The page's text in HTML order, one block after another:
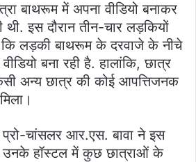
बाथरूम में अपना वीडियो बनाकर
इस दौरान तीन-चार लड़कियों
कि लड़की बाथरूम के दरवाजे के नीचे
बना रही है. हालांकि, छात्र
अन्य छात्र की कोई आपत्तिजनक
प्रो-चांसलर आर.एस. बावा ने इस
उनके हॉस्टल में कुछ छात्राओं के